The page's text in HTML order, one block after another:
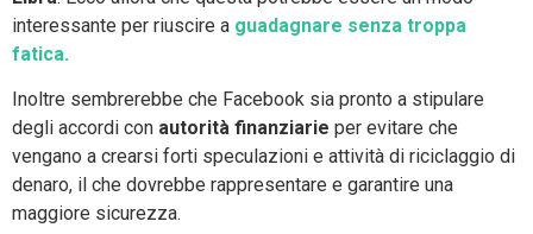
interessante per riuscire a guadagnare senza troppa
fatica.
Inoltre sembrerebbe che Facebook sia pronto a stipulare
degli accordi con autorità finanziarie per evitare che
vengano a crearsi forti speculazioni e attività di riciclaggio di
denaro, il che dovrebbe rappresentare e garantire una
maggiore sicurezza.